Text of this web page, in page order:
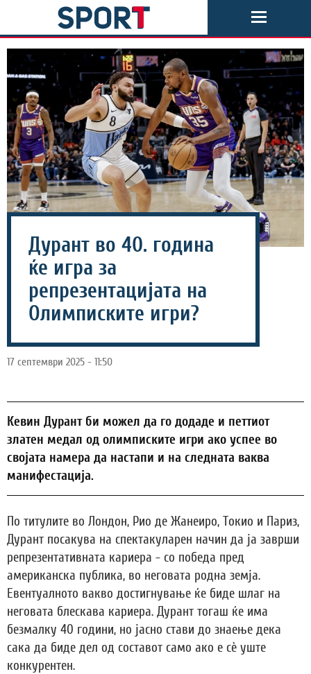
Дурант во 40. година
ќе игра за
репрезентацијата на
Олимписките игри?
17 септември 2025 - 11:50
Кевин Дурант би можел да го додаде и петтиот
златен медал од олимписките игри ако успее во
својата намера да настапи и на следната ваква
манифестација.
По титулите во Лондон, Рио де Жанеиро, Токио и Париз,
Дурант посакува на спектакуларен начин да ја заврши
репрезентативната кариера - со победа пред
американска публика, во неговата родна земја.
Евентуалното вакво достигнување ќе биде шлаг на
неговата блескава кариера. Дурант тогаш ќе има
безмалку 40 години, но јасно стави до знаење дека
сака да биде дел од составот само ако е сè уште
конкурентен.